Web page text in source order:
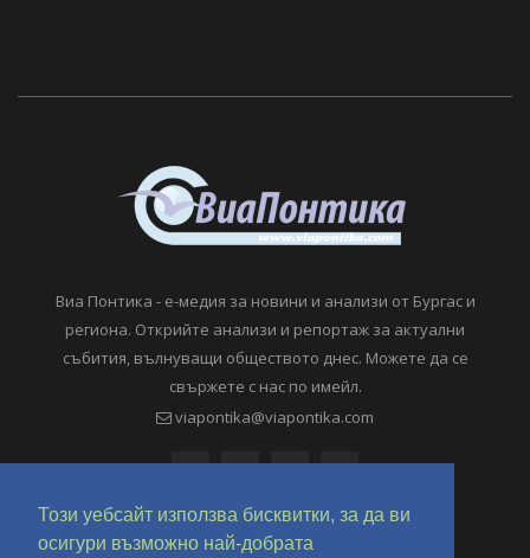
Този уебсайт използва бисквитки, за да ви
осигури възможно най-добрата
Виа Понтика - е-медия за новини и анализи от Бургас и
региона. Открийте анализи и репортаж за актуални
събития, вълнуващи обществото днес. Можете да се
свържете с нас по имейл.
viapontika@viapontika.com